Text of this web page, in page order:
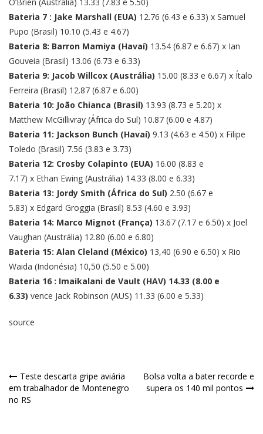
Bateria 7 : Jake Marshall (EUA) 12.76 (6.43 e 6.33) x Samuel
Pupo (Brasil) 10.10 (5.43 e 4.67)
Bateria 8: Barron Mamiya (Havaí) 13.54 (6.87 e 6.67) x Ian
Gouveia (Brasil) 13.06 (6.73 e 6.33)
Bateria 9: Jacob Willcox (Austrália) 15.00 (8.33 e 6.67) x Ítalo
Ferreira (Brasil) 12.87 (6.87 e 6.00)
Bateria 10: João Chianca (Brasil) 13.93 (8.73 e 5.20) x
Matthew McGillivray (África do Sul) 10.87 (6.00 e 4.87)
Bateria 11: Jackson Bunch (Havaí) 9.13 (4.63 e 4.50) x Filipe
Toledo (Brasil) 7.56 (3.83 e 3.73)
Bateria 12: Crosby Colapinto (EUA) 16.00 (8.83 e
7.17) x Ethan Ewing (Austrália) 14.33 (8.00 e 6.33)
Bateria 13: Jordy Smith (África do Sul) 2.50 (6.67 e
5.83) x Edgard Groggia (Brasil) 8.53 (4.60 e 3.93)
Bateria 14: Marco Mignot (França) 13.67 (7.17 e 6.50) x Joel
Vaughan (Austrália) 12.80 (6.00 e 6.80)
Bateria 15: Alan Cleland (México) 13,40 (6.90 e 6.50) x Rio
Waida (Indonésia) 10,50 (5.50 e 5.00)
Bateria 16 : Imaikalani de Vault (HAV) 14.33 (8.00 e
6.33) vence Jack Robinson (AUS) 11.33 (6.00 e 5.33)
source
Teste descarta gripe aviária
em trabalhador de Montenegro
no RS
Bolsa volta a bater recorde e
supera os 140 mil pontos